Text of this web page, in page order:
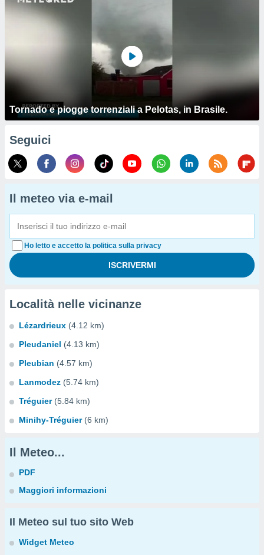
Tornado e piogge torrenziali a Pelotas, in Brasile.
Seguici
Il meteo via e-mail
Ho letto e accetto la politica sulla privacy
Località nelle vicinanze
Lézardrieux (4.12 km)
Pleudaniel (4.13 km)
Pleubian (4.57 km)
Lanmodez (5.74 km)
Tréguier (5.84 km)
Minihy-Tréguier (6 km)
Il Meteo...
PDF
Maggiori informazioni
Il Meteo sul tuo sito Web
Widget Meteo